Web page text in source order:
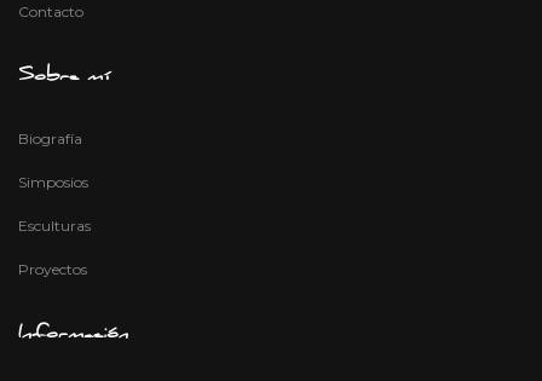
Contacto
Sobre mí
Biografía
Simposios
Esculturas
Proyectos
Información